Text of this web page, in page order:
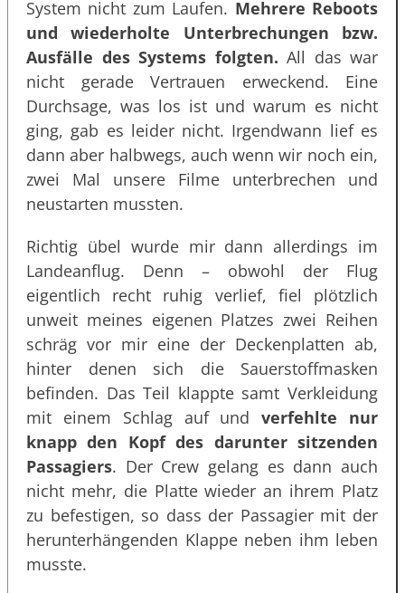
System nicht zum Laufen. Mehrere Reboots
und wiederholte Unterbrechungen bzw.
Ausfälle des Systems folgten. All das war
nicht gerade Vertrauen erweckend. Eine
Durchsage, was los ist und warum es nicht
ging, gab es leider nicht. Irgendwann lief es
dann aber halbwegs, auch wenn wir noch ein,
zwei Mal unsere Filme unterbrechen und
neustarten mussten.
Richtig übel wurde mir dann allerdings im
Landeanflug. Denn – obwohl der Flug
eigentlich recht ruhig verlief, fiel plötzlich
unweit meines eigenen Platzes zwei Reihen
schräg vor mir eine der Deckenplatten ab,
hinter denen sich die Sauerstoffmasken
befinden. Das Teil klappte samt Verkleidung
mit einem Schlag auf undverfehlte nur
knapp den Kopf des darunter sitzenden
Passagiers. Der Crew gelang es dann auch
nicht mehr, die Platte wieder an ihrem Platz
zu befestigen, so dass der Passagier mit der
herunterhängenden Klappe neben ihm leben
musste.